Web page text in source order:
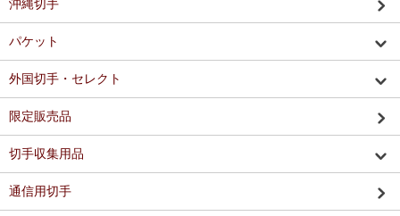
沖縄切手
パケット
外国切手・セレクト
限定販売品
切手収集用品
通信用切手